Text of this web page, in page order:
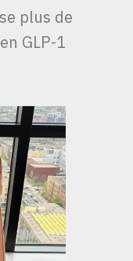
plus de
GLP-1